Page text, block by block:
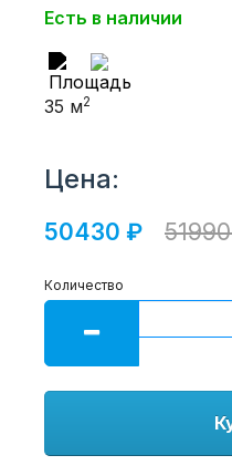
Есть в наличии
35 м2
Цена:
50430 ₽
Количество